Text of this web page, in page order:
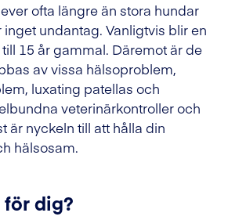
ofta längre än stora hundar
undantag. Vanligtvis blir en
15 år gammal. Däremot är de
av vissa hälsoproblem,
luxating patellas och
veterinärkontroller och
är nyckeln till att hålla din
hälsosam.
för dig?